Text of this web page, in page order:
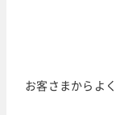
お客さまからよ